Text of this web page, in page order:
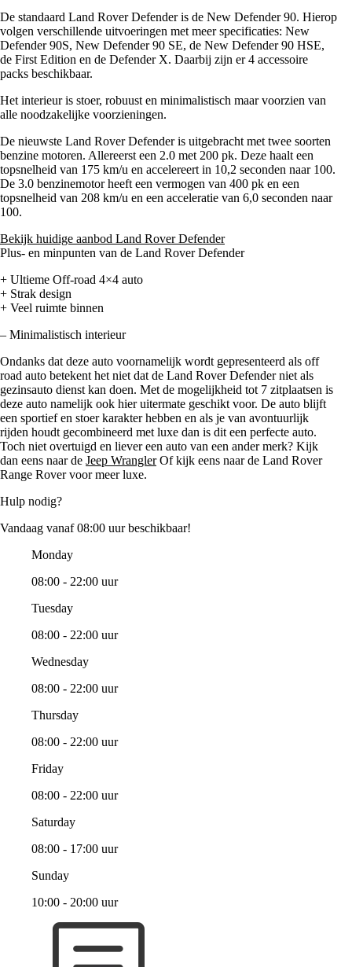
De standaard Land Rover Defender is de New Defender 90. Hierop
volgen verschillende uitvoeringen met meer specificaties: New
Defender 90S, New Defender 90 SE, de New Defender 90 HSE,
de First Edition en de Defender X. Daarbij zijn er 4 accessoire
packs beschikbaar.
Het interieur is stoer, robuust en minimalistisch maar voorzien van
alle noodzakelijke voorzieningen.
De nieuwste Land Rover Defender is uitgebracht met twee soorten
benzine motoren. Allereerst een 2.0 met 200 pk. Deze haalt een
topsnelheid van 175 km/u en accelereert in 10,2 seconden naar 100.
De 3.0 benzinemotor heeft een vermogen van 400 pk en een
topsnelheid van 208 km/u en een acceleratie van 6,0 seconden naar
100.
Bekijk huidige aanbod Land Rover Defender
Plus- en minpunten van de Land Rover Defender
+ Ultieme Off-road 4×4 auto
+ Strak design
+ Veel ruimte binnen
– Minimalistisch interieur
Ondanks dat deze auto voornamelijk wordt gepresenteerd als off
road auto betekent het niet dat de Land Rover Defender niet als
gezinsauto dienst kan doen. Met de mogelijkheid tot 7 zitplaatsen is
deze auto namelijk ook hier uitermate geschikt voor. De auto blijft
een sportief en stoer karakter hebben en als je van avontuurlijk
rijden houdt gecombineerd met luxe dan is dit een perfecte auto.
Toch niet overtuigd en liever een auto van een ander merk? Kijk
dan eens naar de Jeep WranglerOf kijk eens naar de Land Rover
Range Rover voor meer luxe.
Hulp nodig?
Vandaag vanaf 08:00 uur beschikbaar!
Monday
08:00 - 22:00 uur
Tuesday
08:00 - 22:00 uur
Wednesday
08:00 - 22:00 uur
Thursday
08:00 - 22:00 uur
Friday
08:00 - 22:00 uur
Saturday
08:00 - 17:00 uur
Sunday
10:00 - 20:00 uur